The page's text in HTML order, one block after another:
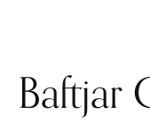
Baftjar